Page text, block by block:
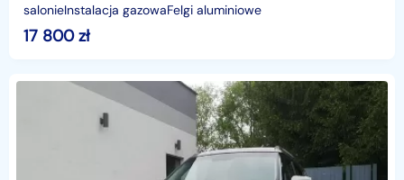
salonieInstalacja gazowaFelgi aluminiowe
17 800zł